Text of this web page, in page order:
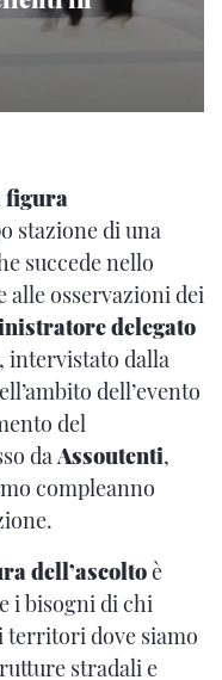
figura
stazione di una
succede nello
alle osservazioni dei
delegato
, intervistato dalla
dell’evento
del
daAssoutenti,
compleanno
dell’ascoltoè
i bisogni di chi
territori dove siamo
stradali e